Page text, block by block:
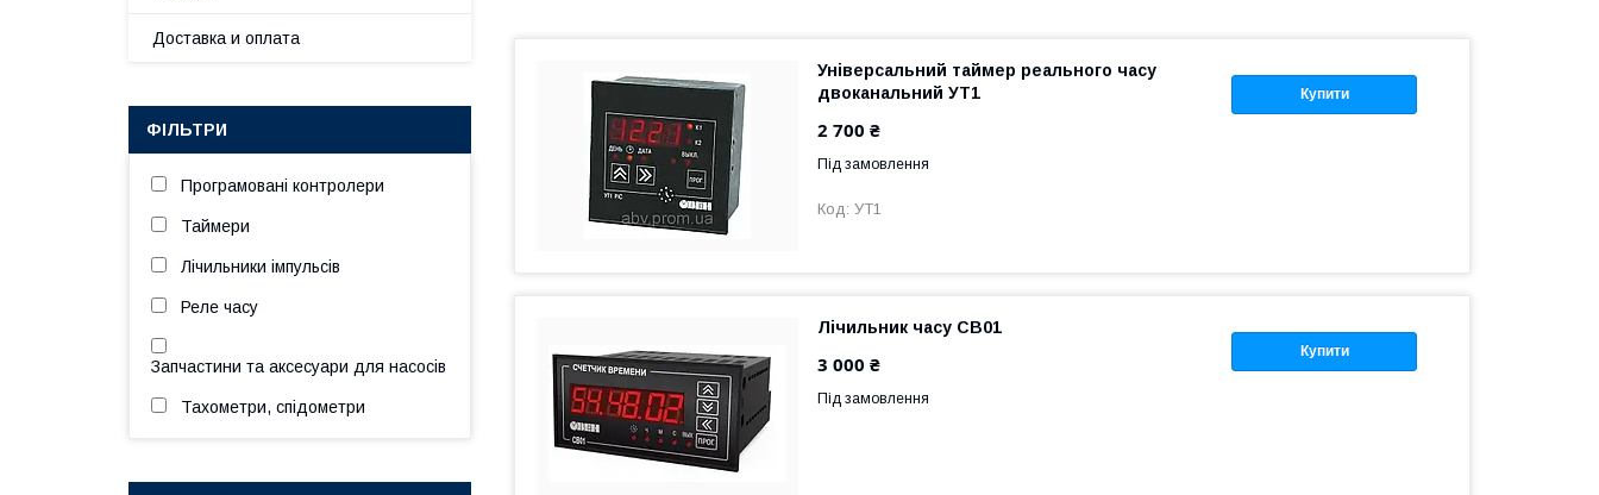
Купити
Універсальний таймер реального часу
двоканальний УТ1
2 700 ₴
Під замовлення
УТ1
Купити
Лічильник часу СВ01
3 000 ₴
Під замовлення
Доставка и оплата
ФІЛЬТРИ
Програмовані контролери
Таймери
Лічильники імпульсів
Реле часу
Запчастини та аксесуари для насосів
Тахометри, спідометри